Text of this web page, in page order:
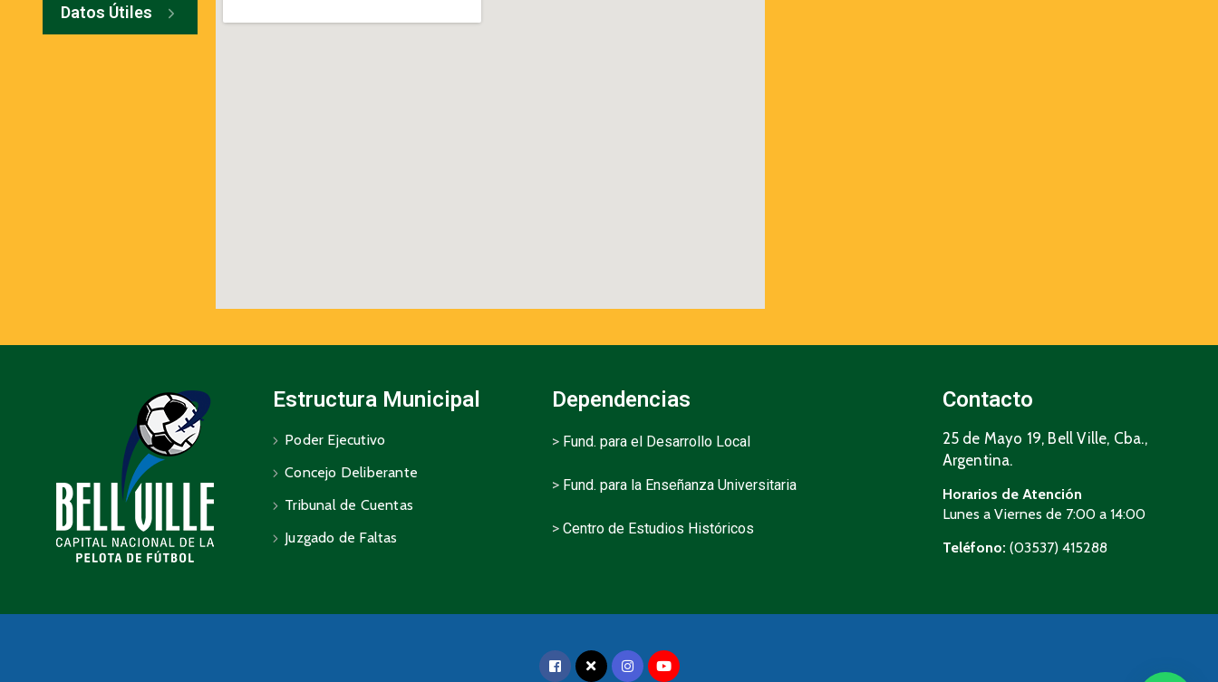
Datos Útiles
Estructura Municipal
Poder Ejecutivo
Concejo Deliberante
Tribunal de Cuentas
Juzgado de Faltas
Dependencias
> Fund. para el Desarrollo Local
> Fund. para la Enseñanza Universitaria
> Centro de Estudios Históricos
Contacto
25 de Mayo 19, Bell Ville, Cba.,
Argentina.
Horarios de Atención
Lunes a Viernes de 7:00 a 14:00
Teléfono: (03537) 415288